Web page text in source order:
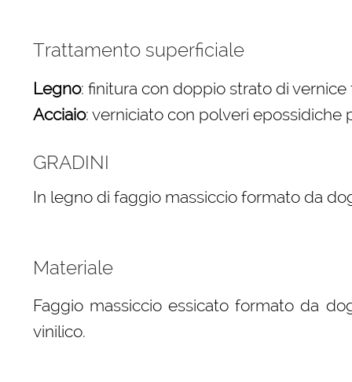
Trattamento superficiale
Legno: finitura con doppio strato di
Acciaio: verniciato con polveri epossidiche
GRADINI
In legno di faggio massiccio formato da
Materiale
Faggio massiccio essicato formato da
vinilico.